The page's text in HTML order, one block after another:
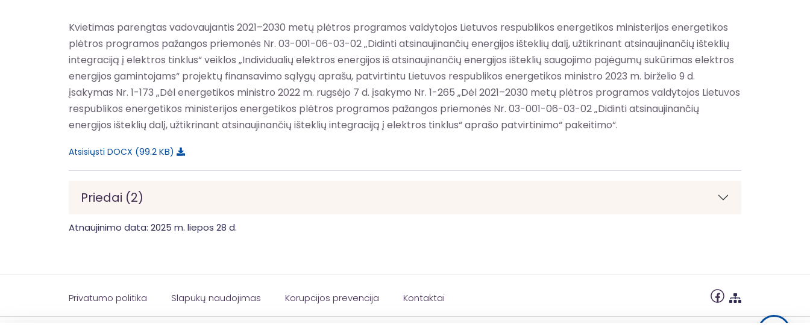
Kvietimas parengtas vadovaujantis 2021–2030 metų plėtros programos valdytojos Lietuvos respublikos energetikos ministerijos energetikos
plėtros programos pažangos priemonės Nr. 03-001-06-03-02 „Didinti atsinaujinančių energijos išteklių dalį, užtikrinant atsinaujinančių išteklių
integraciją į elektros tinklus“ veiklos „Individualių elektros energijos iš atsinaujinančių energijos išteklių saugojimo pajėgumų sukūrimas elektros
energijos gamintojams“ projektų finansavimo sąlygų aprašu, patvirtintu Lietuvos respublikos energetikos ministro 2023 m. birželio 9 d.
įsakymas Nr. 1-173 „Dėl energetikos ministro 2022 m. rugsėjo 7 d. įsakymo Nr. 1-265 „Dėl 2021–2030 metų plėtros programos valdytojos Lietuvos
respublikos energetikos ministerijos energetikos plėtros programos pažangos priemonės Nr. 03-001-06-03-02 „Didinti atsinaujinančių
energijos išteklių dalį, užtikrinant atsinaujinančių išteklių integraciją į elektros tinklus“ aprašo patvirtinimo“ pakeitimo“.
Atsisiųsti DOCX 99.2 KB
Priedai (2)
Atnaujinimo data: 2025 m. liepos 28 d.
Privatumo politika Slapukų naudojimas Korupcijos prevencija Kontaktai